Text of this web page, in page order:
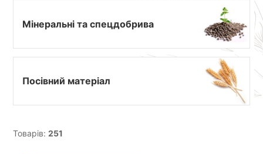
Мінеральні та спецдобрива
Посівний матеріал
Товарів: 251